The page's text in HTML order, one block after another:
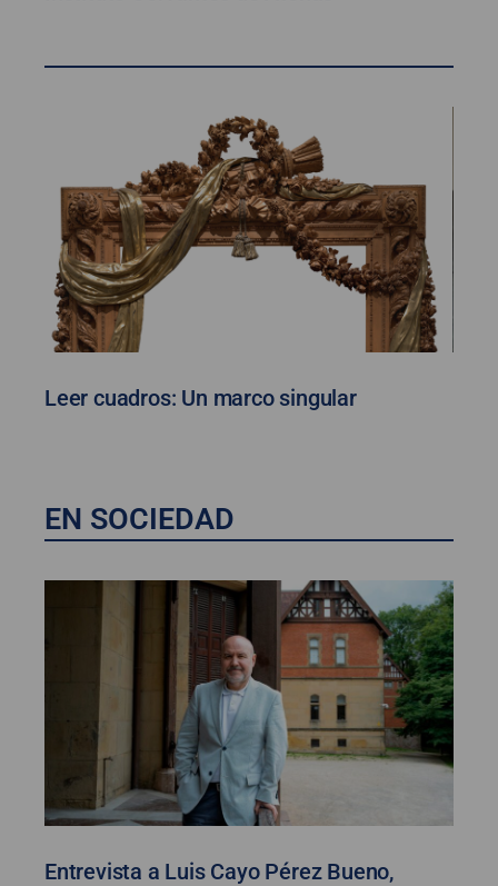
Leer cuadros: Un marco singular
EN SOCIEDAD
Entrevista a Luis Cayo Pérez Bueno,